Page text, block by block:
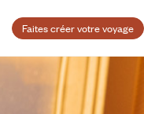
Faites créer votre voyage